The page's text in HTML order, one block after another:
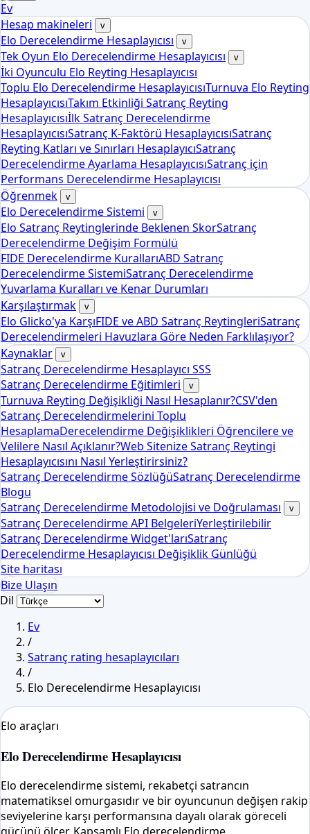
Ev
Hesap makineleri
v
Elo Derecelendirme Hesaplayıcısı v
Tek Oyun Elo Derecelendirme Hesaplayıcısı v
İki Oyunculu Elo Reyting Hesaplayıcısı
Toplu Elo Derecelendirme HesaplayıcısıTurnuva Elo Reyting
HesaplayıcısıTakım Etkinliği Satranç Reyting
Hesaplayıcısıİlk Satranç Derecelendirme
HesaplayıcısıSatranç K-Faktörü HesaplayıcısıSatranç
Reyting Katları ve Sınırları HesaplayıcıSatranç
Derecelendirme Ayarlama HesaplayıcısıSatranç için
Performans Derecelendirme Hesaplayıcısı
Öğrenmek
v
Elo Derecelendirme Sistemi v
Elo Satranç Reytinglerinde Beklenen SkorSatranç
Derecelendirme Değişim Formülü
FIDE Derecelendirme KurallarıABD Satranç
Derecelendirme SistemiSatranç Derecelendirme
Yuvarlama Kuralları ve Kenar Durumları
Karşılaştırmak
v
Elo Glicko'ya KarşıFIDE ve ABD Satranç ReytingleriSatranç
Derecelendirmeleri Havuzlara Göre Neden Farklılaşıyor?
Kaynaklar
v
Satranç Derecelendirme Hesaplayıcı SSS
Satranç Derecelendirme Eğitimleri
v
Turnuva Reyting Değişikliği Nasıl Hesaplanır?CSV'den
Satranç Derecelendirmelerini Toplu
HesaplamaDerecelendirme Değişiklikleri Öğrencilere ve
Velilere Nasıl Açıklanır?Web Sitenize Satranç Reytingi
Hesaplayıcısını Nasıl Yerleştirirsiniz?
Satranç Derecelendirme SözlüğüSatranç Derecelendirme
Blogu
Satranç Derecelendirme Metodolojisi ve Doğrulaması
v
Satranç Derecelendirme API BelgeleriYerleştirilebilir
Satranç Derecelendirme Widget'larıSatranç
Derecelendirme Hesaplayıcısı Değişiklik Günlüğü
Site haritası
Bize Ulaşın
Dil
Ev
/
Satranç rating hesaplayıcıları
/
Elo Derecelendirme Hesaplayıcısı
Elo araçları
Elo Derecelendirme Hesaplayıcısı
Elo derecelendirme sistemi, rekabetçi satrancın
matematiksel omurgasıdır ve bir oyuncunun değişen rakip
seviyelerine karşı performansına dayalı olarak göreceli